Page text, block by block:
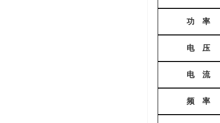
功 率
电 压
电 流
频 率